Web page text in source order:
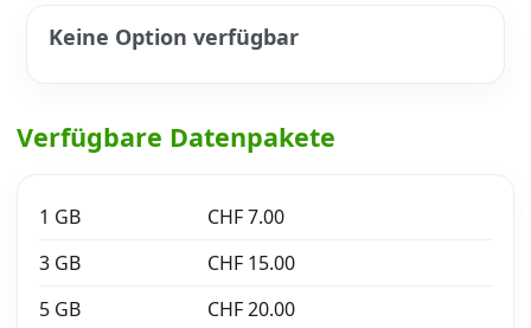
Keine Option verfügbar
Verfügbare Datenpakete
1 GB
CHF 7.00
3 GB
CHF 15.00
5 GB
CHF 20.00